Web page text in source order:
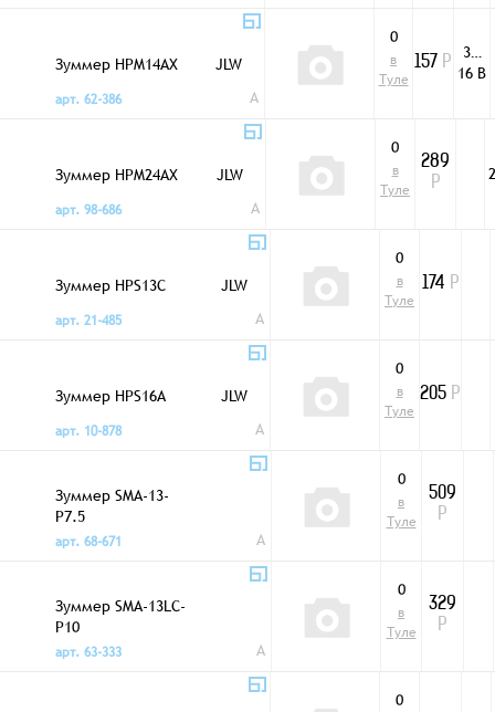
Зуммер HPM14AX
JLW
арт. 62-386
A
0
в
Туле
157 Р
3…
16 В
Зуммер HPM24AX
JLW
арт. 98-686
A
0
в
Туле
289
Р
Зуммер HPS13C
JLW
арт. 21-485
A
0
в
Туле
174 Р
Зуммер HPS16A
JLW
арт. 10-878
A
0
в
Туле
205 Р
Зуммер SMA-13-
P7.5
арт. 68-671
A
0
в
Туле
509
Р
Зуммер SMA-13LC-
P10
арт. 63-333
A
0
в
Туле
329
Р
0